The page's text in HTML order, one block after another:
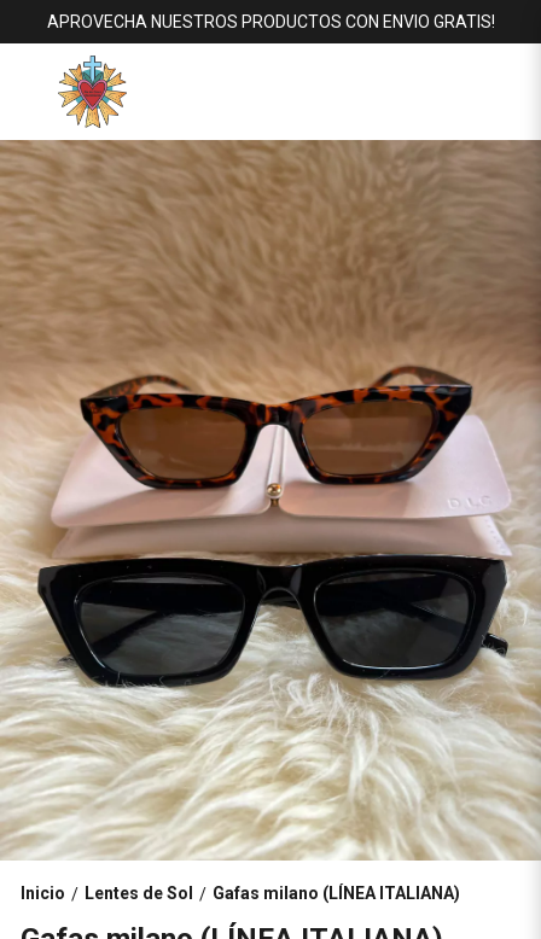
APROVECHA NUESTROS PRODUCTOS CON ENVIO GRATIS!
Inicio / Lentes de Sol / Gafas milano (LÍNEA ITALIANA)